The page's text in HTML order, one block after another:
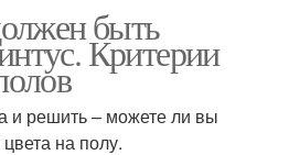
быть
Критерии
и решить – можете ли вы
на полу.